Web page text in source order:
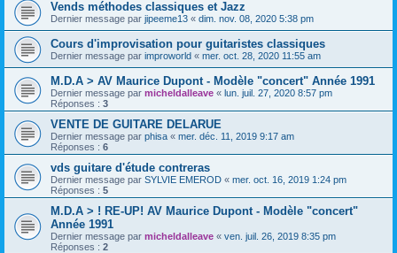
Vends méthodes classiques et Jazz
Dernier message par jipeeme13 « dim. nov. 08, 2020 5:38 pm
Cours d'improvisation pour guitaristes classiques
Dernier message par improworld « mer. oct. 28, 2020 11:55 am
M.D.A > AV Maurice Dupont - Modèle "concert" Année 1991
Dernier message par micheldalleave « lun. juil. 27, 2020 8:57 pm
Réponses : 3
VENTE DE GUITARE DELARUE
Dernier message par phisa « mer. déc. 11, 2019 9:17 am
Réponses : 6
vds guitare d'étude contreras
Dernier message par SYLVIE EMEROD « mer. oct. 16, 2019 1:24 pm
Réponses : 5
M.D.A > ! RE-UP! AV Maurice Dupont - Modèle "concert"
Année 1991
Dernier message par micheldalleave « ven. juil. 26, 2019 8:35 pm
Réponses : 2